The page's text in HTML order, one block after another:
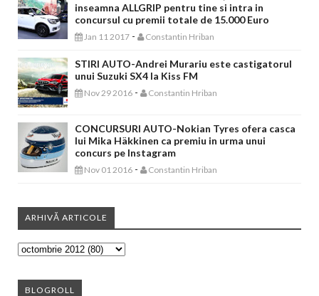
inseamna ALLGRIP pentru tine si intra in
concursul cu premii totale de 15.000 Euro
Jan 11 2017 - Constantin Hriban
STIRI AUTO-Andrei Murariu este castigatorul
unui Suzuki SX4 la Kiss FM
Nov 29 2016 - Constantin Hriban
CONCURSURI AUTO-Nokian Tyres ofera casca
lui Mika Häkkinen ca premiu in urma unui
concurs pe Instagram
Nov 01 2016 - Constantin Hriban
ARHIVĂ ARTICOLE
BLOGROLL